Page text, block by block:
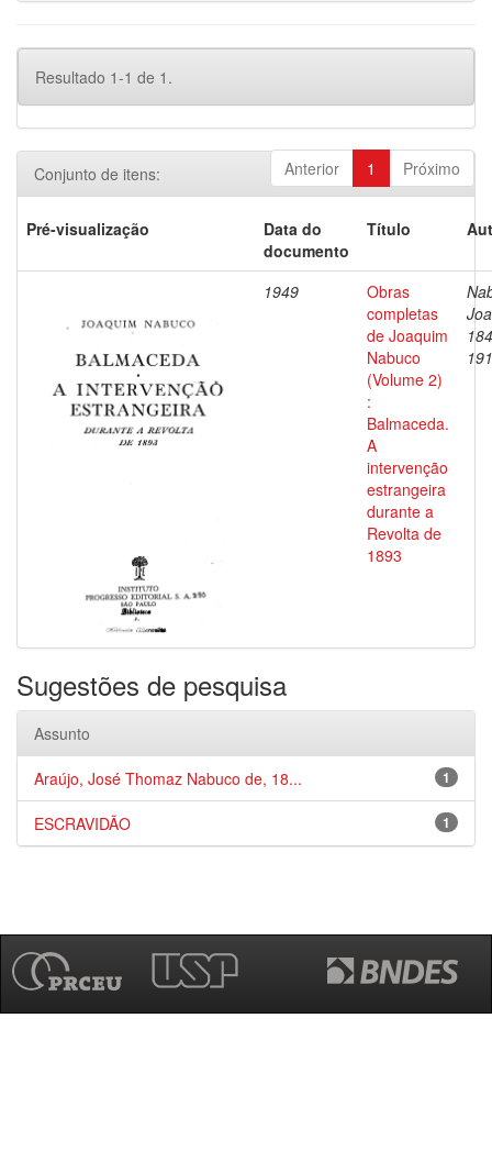
Resultado 1-1 de 1.
Anterior 1 Próximo
Conjunto de itens:
Pré-visualização
Data do
documento
Título
1949
Obras
completas
de Joaquim
Nabuco
(Volume 2)
:
Balmaceda.
A
intervenção
estrangeira
durante a
Revolta de
1893
Sugestões de pesquisa
Assunto
1
Araújo, José Thomaz Nabuco de, 18...
1
ESCRAVIDÃO